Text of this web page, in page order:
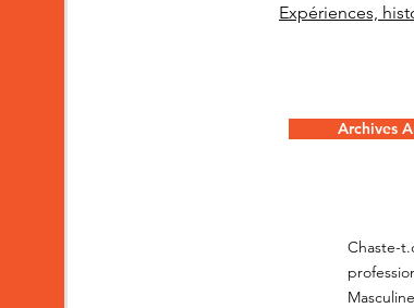
Expériences,
Archives
Chaste-